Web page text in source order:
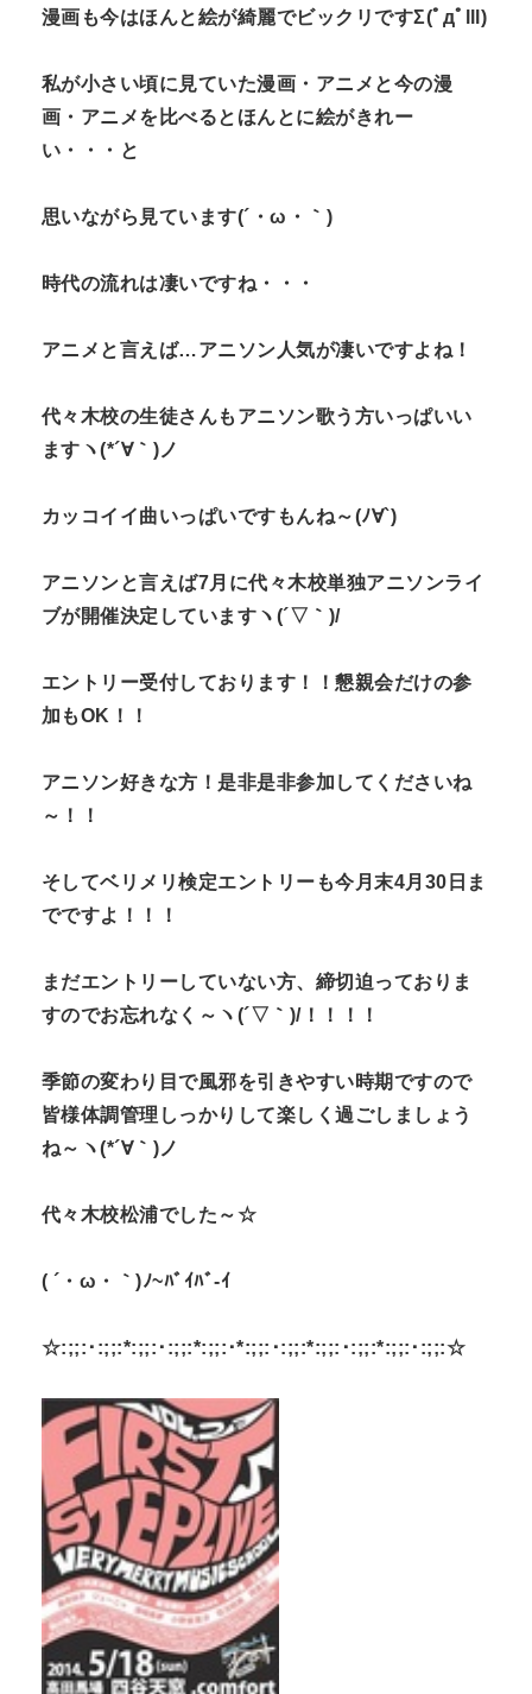
漫画も今はほんと絵が綺麗でビックリですΣ(ﾟдﾟlll)
私が小さい頃に見ていた漫画・アニメと今の漫
画・アニメを比べるとほんとに絵がきれー
い・・・と
思いながら見ています(´・ω・｀)
時代の流れは凄いですね・・・
アニメと言えば…アニソン人気が凄いですよね！
代々木校の生徒さんもアニソン歌う方いっぱいい
ますヽ(*´∀｀)ノ
カッコイイ曲いっぱいですもんね～(ﾉ∀`)
アニソンと言えば7月に代々木校単独アニソンライ
ブが開催決定していますヽ(´▽｀)/
エントリー受付しております！！懇親会だけの参
加もOK！！
アニソン好きな方！是非是非参加してくださいね
～！！
そしてベリメリ検定エントリーも今月末4月30日ま
でですよ！！！
まだエントリーしていない方、締切迫っておりま
すのでお忘れなく～ヽ(´▽｀)/！！！！
季節の変わり目で風邪を引きやすい時期ですので
皆様体調管理しっかりして楽しく過ごしましょう
ね～ヽ(*´∀｀)ノ
代々木校松浦でした～☆
( ´・ω・｀)ﾉ~ﾊﾞｲﾊﾞ-ｲ
☆:;;:･:;;:*:;;:･:;;:*:;;:･*:;;:･:;;:*:;;:･:;;:*:;;:･:;;:☆